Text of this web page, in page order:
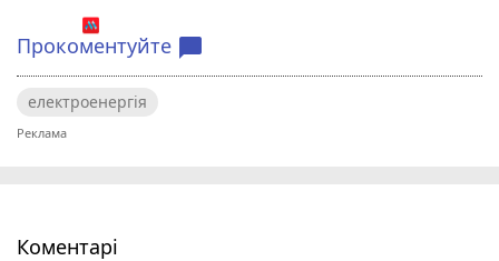
Прокоментуйте chat_bubble
електроенергія
Коментарі